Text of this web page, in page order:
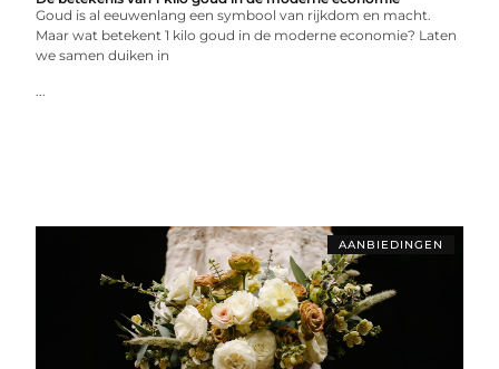
Goud is al eeuwenlang een symbool van rijkdom en macht.
Maar wat betekent 1 kilo goud in de moderne economie? Laten
we samen duiken in
...
AANBIEDINGEN